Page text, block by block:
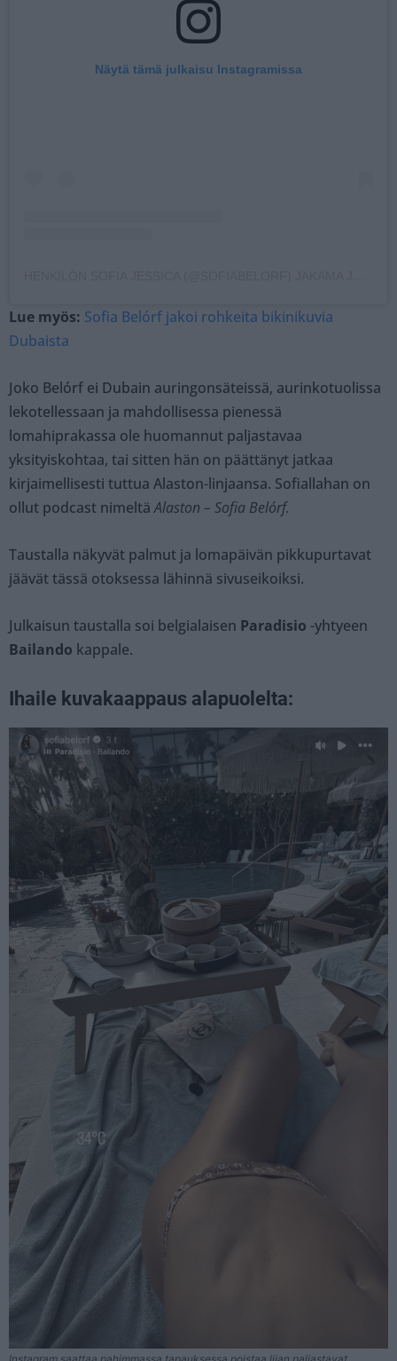
Näytä tämä julkaisu Instagramissa
Lue myös: Sofia Belórf jakoi rohkeita bikinikuvia
Dubaista
Joko Belórf ei Dubain auringonsäteissä, aurinkotuolissa
lekotellessaan ja mahdollisessa pienessä
lomahiprakassa ole huomannut paljastavaa
yksityiskohtaa, tai sitten hän on päättänyt jatkaa
kirjaimellisesti tuttua Alaston-linjaansa. Sofiallahan on
ollut podcast nimeltäAlaston – Sofia Belórf.
Taustalla näkyvät palmut ja lomapäivän pikkupurtavat
jäävät tässä otoksessa lähinnä sivuseikoiksi.
Julkaisun taustalla soi belgialaisen Paradisio -yhtyeen
Bailando kappale.
Ihaile kuvakaappaus alapuolelta: